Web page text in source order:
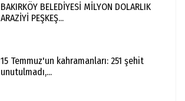
BAKIRKÖY BELEDİYESİ MİLYON DOLARLIK
ARAZİYİ PEŞKEŞ...
15 Temmuz'un kahramanları: 251 şehit
unutulmadı,...